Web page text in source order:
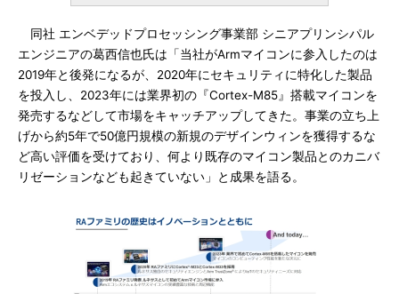
同社 エンベデッドプロセッシング事業部 シニアプリンシパル
エンジニアの葛西信也氏は「当社がArmマイコンに参入したのは
2019年と後発になるが、2020年にセキュリティに特化した製品
を投入し、2023年には業界初の『Cortex-M85』搭載マイコンを
発売するなどして市場をキャッチアップしてきた。事業の立ち上
げから約5年で50億円規模の新規のデザインウィンを獲得するな
ど高い評価を受けており、何より既存のマイコン製品とのカニバ
リゼーションなども起きていない」と成果を語る。